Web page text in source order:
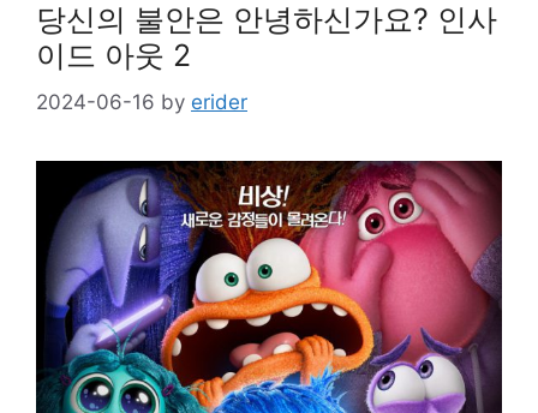
당신의 불안은 안녕하신가요? 인사
이드 아웃 2
2024-06-16 by erider